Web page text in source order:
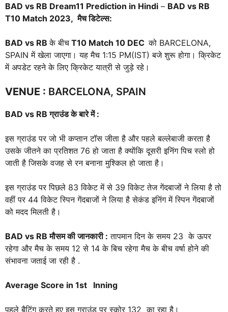
BAD vs RB Dream11 Prediction in Hindi – BAD vs RB
T10 Match 2023, मैच डिटेल्स:
BAD vs RBके बीच T10 Match 10 DEC को BARCELONA,
SPAIN में खेला जाएगा। यह मैच 1:15 PM(IST) बजे शुरू होगा। क्रिकेट
में अपडेट रहने के लिए क्रिकेट यात्री से जुड़े रहे।
VENUE : BARCELONA, SPAIN
BAD vs RBग्राउंड के बारे में :
इस ग्राउंड पर जो भी कप्तान टॉस जीता है और पहले बल्लेबाजी करता है
उसके जीतने का प्रतिशत 76 हो जाता है क्योंकि दूसरी इनिंग पिच स्लो हो
जाती है जिसके वजह से रन बनाना मुश्किल हो जाता है।
इस ग्राउंड पर पिछले 83 विकेट में से 39 विकेट तेज गेंदबाजों ने लिया है तो
वहीं पर 44 विकेट स्पिन गेंदबाजों ने लिया है सेकंड इनिंग में स्पिन गेंदबाजों
को मदद मिलती है।
BAD vs RBमौसम की जानकारी : तापमान दिन के समय 23 के ऊपर
रहेगा और मैच के समय 12 से 14 के बिच रहेगा मैच के बीच वर्षा होने की
संभावना जताई जा रही है .
Average Score in 1st Inning
पहले बैटिंग करते हुए इस ग्राउंड पर स्कोर 132 का रहा है।